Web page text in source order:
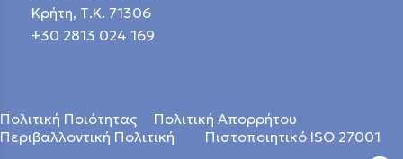
Κρήτη, Τ.Κ. 71306
+30 2813 024 169
Πολιτική Ποιότητας
Πολιτική Απορρήτου
Περιβαλλοντική Πολιτική
Πιστοποιητικό ISO 27001